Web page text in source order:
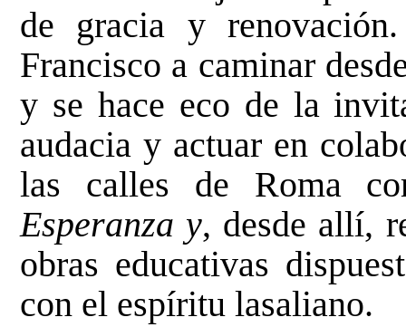
de gracia y
Francisco a caminar
y se hace eco de la
audacia y actuar en
las calles de Roma
Esperanza y, desde allí,
obras educativas
con el espíritu lasaliano.